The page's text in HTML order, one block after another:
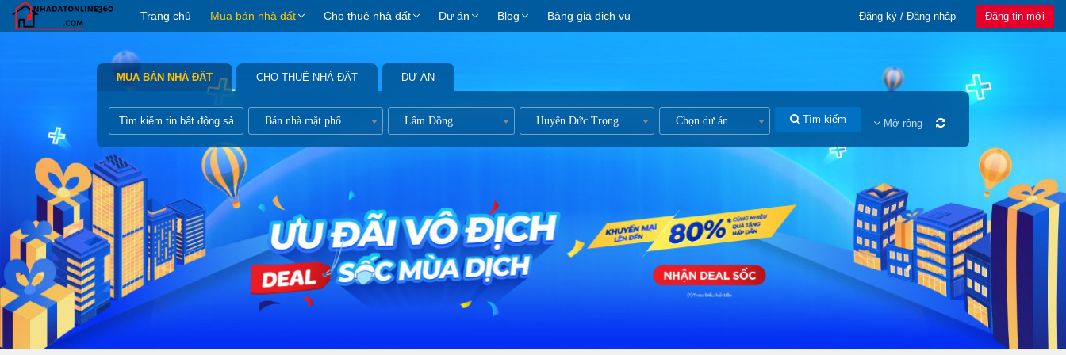
Trang chủ Mua bán nhà đất Cho thuê nhà đất Dự án Blog Bảng giá dịch vụ Đăng ký / Đăng nhập Đăng tin mới
MUA BÁN NHÀ ĐẤT CHO THUÊ NHÀ ĐẤT DỰ ÁN
Bán nhà mặt phố Lâm Đồng Huyện Đức Trọng Chọn dự án Tìm kiếm Mở rộng